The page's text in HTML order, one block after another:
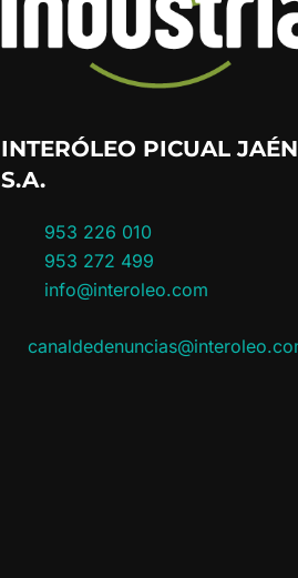
INTERÓLEO PICUAL
S.A.
953 226 010
953 272 499
info@interoleo.com